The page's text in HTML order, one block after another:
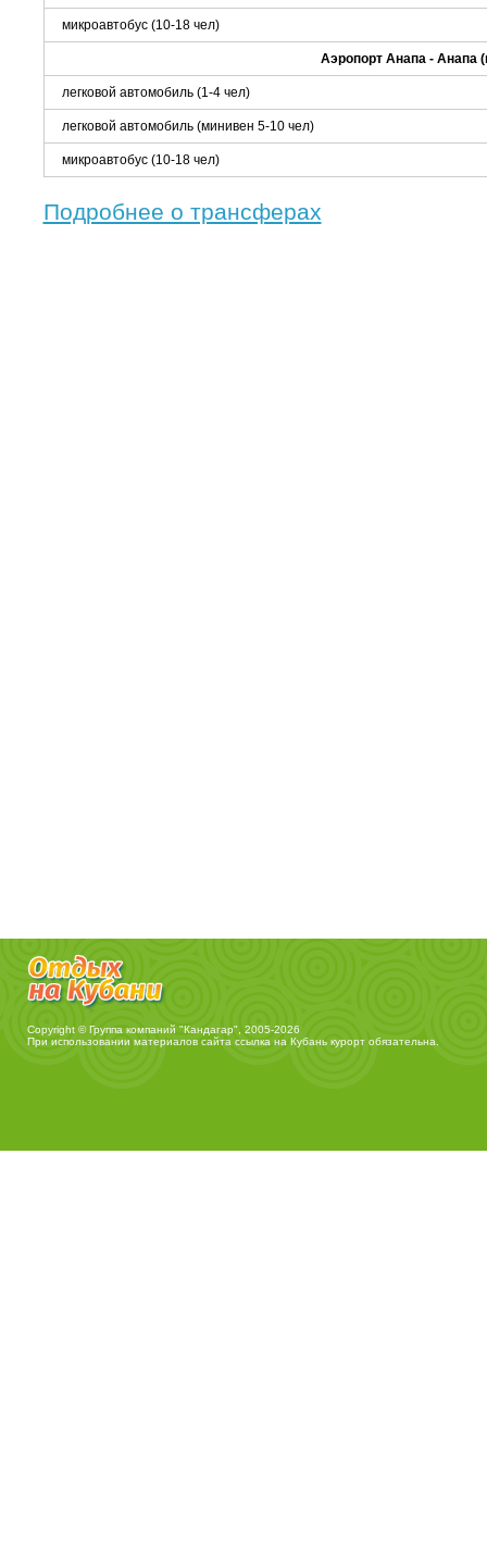
микроавтобус (10-18 чел)
Аэропорт Анапа - Анапа
легковой автомобиль (1-4 чел)
легковой автомобиль (минивен 5-10 чел)
микроавтобус (10-18 чел)
Подробнее о трансферах
Copyright © Группа компаний "Кандагар", 2005-2026
При использовании материалов сайта ссылка на Кубань курорт обязательна.